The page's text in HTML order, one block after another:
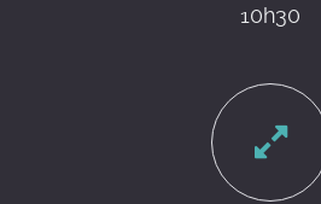
10h30